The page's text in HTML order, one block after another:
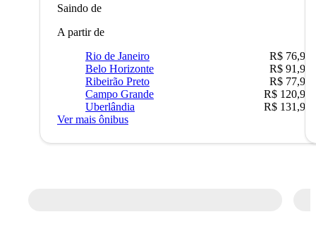
Saindo de
A partir de
Rio de Janeiro
R$ 76,90
Belo Horizonte
R$ 91,90
Ribeirão Preto
R$ 77,90
Campo Grande
R$ 120,90
Uberlândia
R$ 131,90
Ver mais ônibus